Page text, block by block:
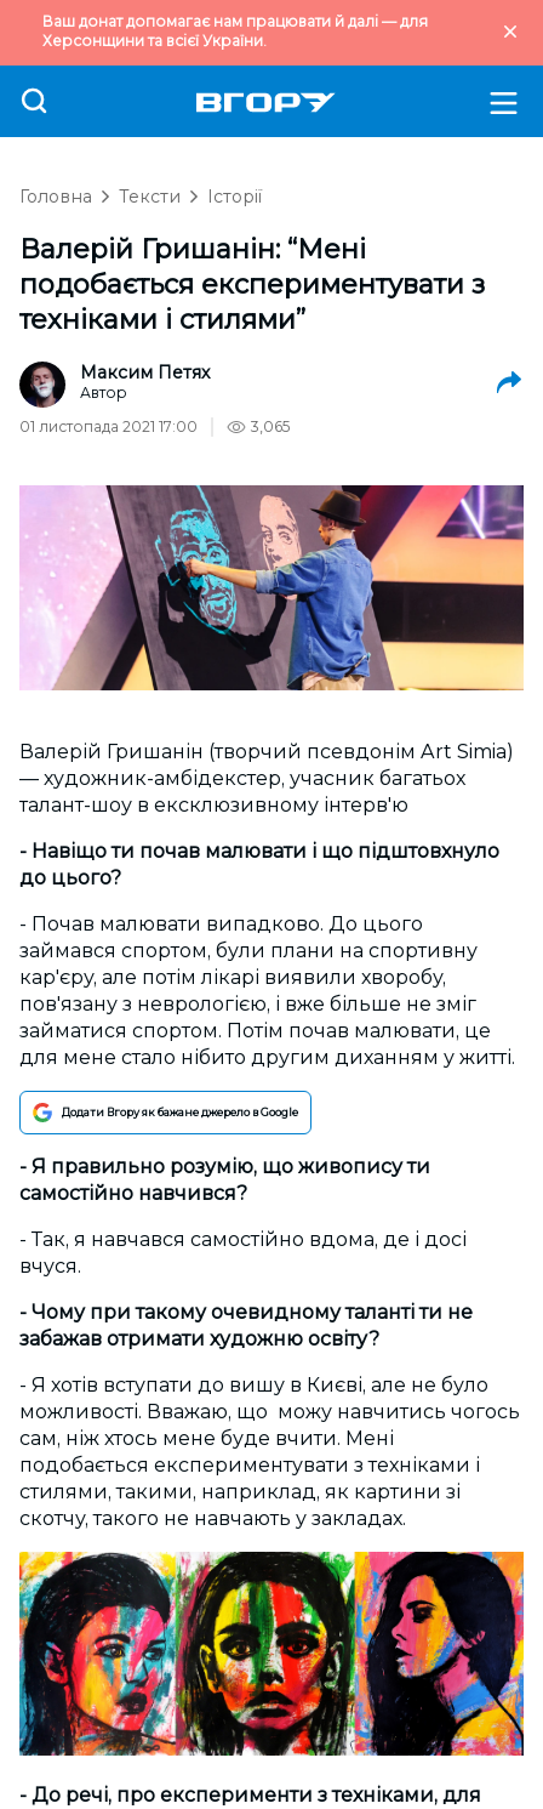
Ваш донат допомагає нам працювати й далі — для
Херсонщини та всієї України.
Головна Тексти Історії
Валерій Гришанін: “Мені
подобається експериментувати з
техніками і стилями”
Максим Петях
Автор
01 листопада 2021 17:00
3,065
Валерій Гришанін (творчий псевдонім Art Simia)
— художник-амбідекстер, учасник багатьох
талант-шоу в ексклюзивному інтерв'ю
- Навіщо ти почав малювати і що підштовхнуло
до цього?
- Почав малювати випадково. До цього
займався спортом, були плани на спортивну
кар'єру, але потім лікарі виявили хворобу,
пов'язану з неврологією, і вже більше не зміг
займатися спортом. Потім почав малювати, це
для мене стало нібито другим диханням у житті.
Додати Вгору як бажане джерело в Google
- Я правильно розумію, що живопису ти
самостійно навчився?
- Так, я навчався самостійно вдома, де і досі
вчуся.
- Чому при такому очевидному таланті ти не
забажав отримати художню освіту?
- Я хотів вступати до вишу в Києві, але не було
можливості. Вважаю, що можу навчитись чогось
сам, ніж хтось мене буде вчити. Мені
подобається експериментувати з техніками і
стилями, такими, наприклад, як картини зі
скотчу, такого не навчають у закладах.
- До речі, про експерименти з техніками, для